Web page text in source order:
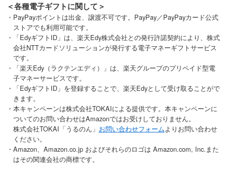
＜各種電子ギフトに関して＞
・PayPayポイントは出金、譲渡不可です。PayPay／PayPayカード公式
ストアでも利用可能です。
・「EdyギフトID」は、楽天Edy株式会社との発行許諾契約により、株式
会社NTTカードソリューションが発行する電子マネーギフトサービス
です。
・「楽天Edy（ラクテンエディ）」は、楽天グループのプリペイド型電
子マネーサービスです。
・「EdyギフトID」を登録することで、楽天Edyとして受け取ることがで
きます。
・本キャンペーンは株式会社TOKAIによる提供です。本キャンペーンに
ついてのお問い合わせはAmazonではお受けしておりません。
株式会社TOKAI「うるのん」 お問い合わせフォームよりお問い合わせ
ください。
・Amazon、Amazon.co.jp およびそれらのロゴは Amazon.com, Inc.また
はその関連会社の商標です。